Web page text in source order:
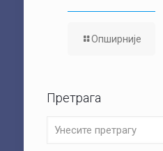
Опширније
Претрага